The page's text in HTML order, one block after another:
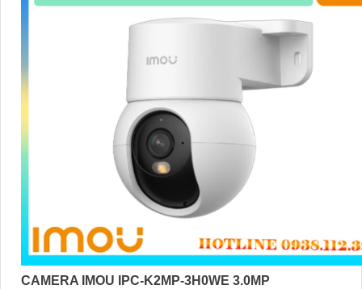
CAMERA IMOU IPC-K2MP-3H0WE 3.0MP